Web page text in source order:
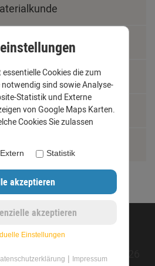
Jobs
Installationshilfen
www.dachrinnen-shop.de
Shopsoftware © 2009-2026
Cookies die zum
notwendig sind sowie Analyse-
Statistik und Externe
von Google Maps Karten.
Cookies Sie zulassen
Extern Statistik
Einstellungen
| Impressum